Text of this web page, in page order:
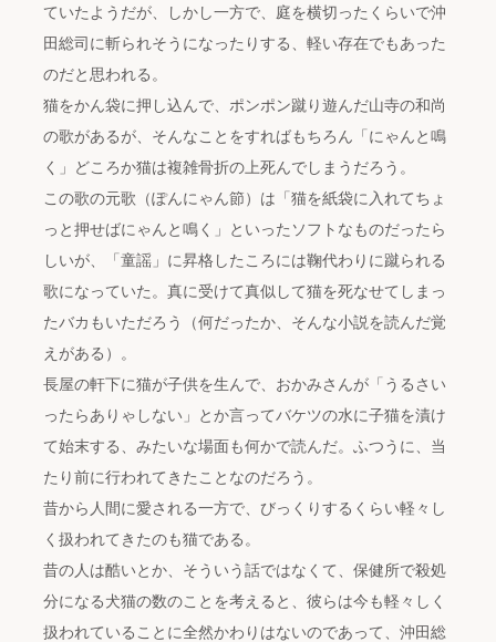
ていたようだが、しかし一方で、庭を横切ったくらいで沖
田総司に斬られそうになったりする、軽い存在でもあった
のだと思われる。
猫をかん袋に押し込んで、ポンポン蹴り遊んだ山寺の和尚
の歌があるが、そんなことをすればもちろん「にゃんと鳴
く」どころか猫は複雑骨折の上死んでしまうだろう。
この歌の元歌（ぽんにゃん節）は「猫を紙袋に入れてちょ
っと押せばにゃんと鳴く」といったソフトなものだったら
しいが、「童謡」に昇格したころには鞠代わりに蹴られる
歌になっていた。真に受けて真似して猫を死なせてしまっ
たバカもいただろう（何だったか、そんな小説を読んだ覚
えがある）。
長屋の軒下に猫が子供を生んで、おかみさんが「うるさい
ったらありゃしない」とか言ってバケツの水に子猫を漬け
て始末する、みたいな場面も何かで読んだ。ふつうに、当
たり前に行われてきたことなのだろう。
昔から人間に愛される一方で、びっくりするくらい軽々し
く扱われてきたのも猫である。
昔の人は酷いとか、そういう話ではなくて、保健所で殺処
分になる犬猫の数のことを考えると、彼らは今も軽々しく
扱われていることに全然かわりはないのであって、沖田総